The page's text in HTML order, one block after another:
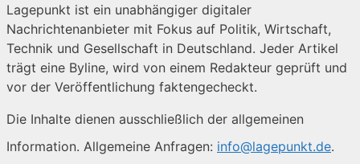
Lagepunkt ist ein unabhängiger digitaler
Nachrichtenanbieter mit Fokus auf Politik, Wirtschaft,
Technik und Gesellschaft in Deutschland. Jeder Artikel
trägt eine Byline, wird von einem Redakteur geprüft und
vor der Veröffentlichung faktengecheckt.
Die Inhalte dienen ausschließlich der allgemeinen
Information. Allgemeine Anfragen: info@lagepunkt.de.